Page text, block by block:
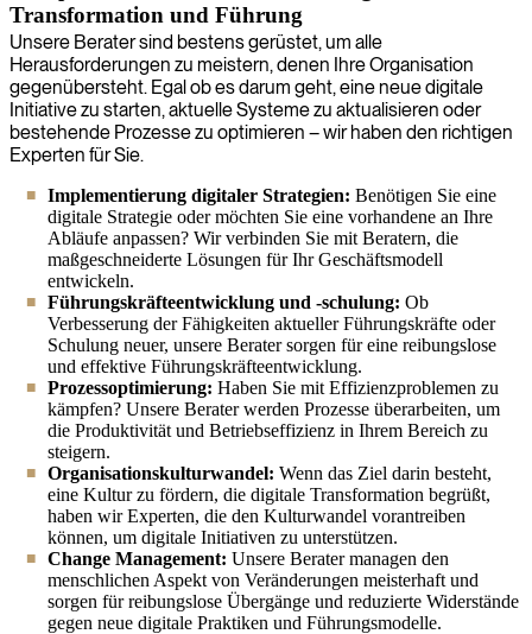
Transformation und Führung
Unsere Berater sind bestens gerüstet, um alle
Herausforderungen zu meistern, denen Ihre Organisation
gegenübersteht. Egal ob es darum geht, eine neue digitale
Initiative zu starten, aktuelle Systeme zu aktualisieren oder
bestehende Prozesse zu optimieren – wir haben den richtigen
Experten für Sie.
Implementierung digitaler Strategien: Benötigen Sie eine
digitale Strategie oder möchten Sie eine vorhandene an Ihre
Abläufe anpassen? Wir verbinden Sie mit Beratern, die
maßgeschneiderte Lösungen für Ihr Geschäftsmodell
entwickeln.
Führungskräfteentwicklung und -schulung: Ob
Verbesserung der Fähigkeiten aktueller Führungskräfte oder
Schulung neuer, unsere Berater sorgen für eine reibungslose
und effektive Führungskräfteentwicklung.
Prozessoptimierung: Haben Sie mit Effizienzproblemen zu
kämpfen? Unsere Berater werden Prozesse überarbeiten, um
die Produktivität und Betriebseffizienz in Ihrem Bereich zu
steigern.
Organisationskulturwandel: Wenn das Ziel darin besteht,
eine Kultur zu fördern, die digitale Transformation begrüßt,
haben wir Experten, die den Kulturwandel vorantreiben
können, um digitale Initiativen zu unterstützen.
Change Management: Unsere Berater managen den
menschlichen Aspekt von Veränderungen meisterhaft und
sorgen für reibungslose Übergänge und reduzierte Widerstände
gegen neue digitale Praktiken und Führungsmodelle.